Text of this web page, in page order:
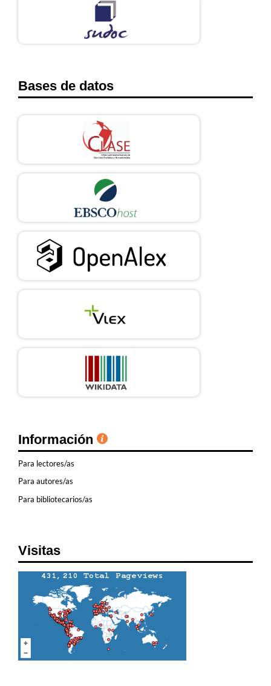
Bases de datos
Información
Para lectores/as
Para autores/as
Para bibliotecarios/as
Visitas